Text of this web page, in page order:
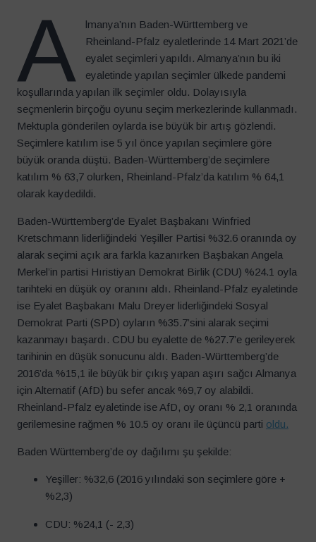
A
lmanya’nın Baden-Württemberg ve
Rheinland-Pfalz eyaletlerinde 14 Mart 2021’de
eyalet seçimleri yapıldı. Almanya’nın bu iki
eyaletinde yapılan seçimler ülkede pandemi
koşullarında yapılan ilk seçimler oldu. Dolayısıyla
seçmenlerin birçoğu oyunu seçim merkezlerinde kullanmadı.
Mektupla gönderilen oylarda ise büyük bir artış gözlendi.
Seçimlere katılım ise 5 yıl önce yapılan seçimlere göre
büyük oranda düştü. Baden-Württemberg’de seçimlere
katılım % 63,7 olurken, Rheinland-Pfalz’da katılım % 64,1
olarak kaydedildi.
Baden-Württemberg’de Eyalet Başbakanı Winfried
Kretschmann liderliğindeki Yeşiller Partisi %32.6 oranında oy
alarak seçimi açık ara farkla kazanırken Başbakan Angela
Merkel’in partisi Hıristiyan Demokrat Birlik (CDU) %24.1 oyla
tarihteki en düşük oy oranını aldı. Rheinland-Pfalz eyaletinde
ise Eyalet Başbakanı Malu Dreyer liderliğindeki Sosyal
Demokrat Parti (SPD) oyların %35.7’sini alarak seçimi
kazanmayı başardı. CDU bu eyalette de %27.7’e gerileyerek
tarihinin en düşük sonucunu aldı. Baden-Württemberg’de
2016’da %15,1 ile büyük bir çıkış yapan aşırı sağcı Almanya
için Alternatif (AfD) bu sefer ancak %9,7 oy alabildi.
Rheinland-Pfalz eyaletinde ise AfD, oy oranı % 2,1 oranında
gerilemesine rağmen % 10.5 oy oranı ile üçüncü parti oldu.
Baden Württemberg’de oy dağılımı şu şekilde:
Yeşiller: %32,6 (2016 yılındaki son seçimlere göre +
%2,3)
CDU: %24,1 (- 2,3)